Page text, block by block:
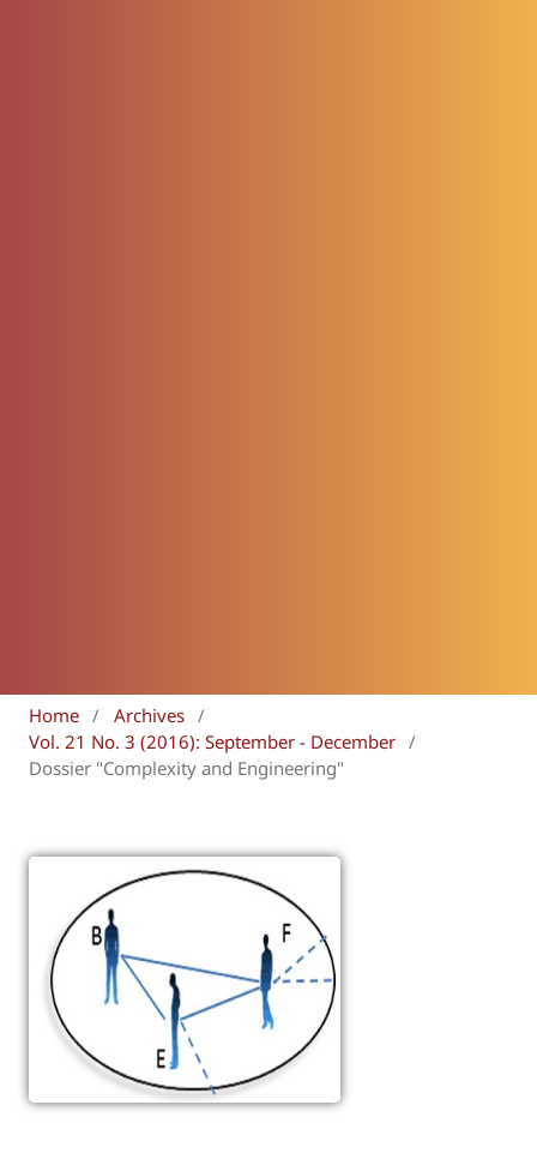
Home / Archives /
Vol. 21 No. 3 (2016): September - December /
Dossier "Complexity and Engineering"